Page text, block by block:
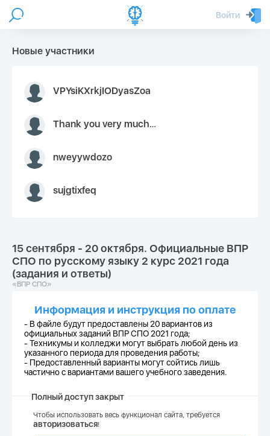
Войти
Новые участники
VPYsiKXrkjIODyasZoa
Thank you very much for your inquiry We appreciate you 9126052 https://youtube.com faceapple !
nweyywdozo
sujgtixfeq
15 сентября - 20 октября. Официальные ВПР
СПО по русскому языку 2 курс 2021 года
(задания и ответы)
«ВПР СПО»
Информация и инструкция по оплате
- В файле будут предоставлены 20 вариантов из
официальных заданий ВПР СПО 2021 года;
-Техникумы и колледжи могут выбрать любой день из
указанного периода для проведения работы;
- Предоставленный варианты могут сойтись лишь
частично с вариантами вашего учебного заведения.
Полный доступ закрыт
Чтобы использовать весь функционал сайта, требуется
авторизоваться!